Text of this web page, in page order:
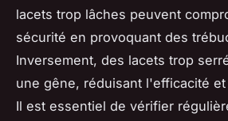
lacets trop lâches peuvent
sécurité en provoquant des
Inversement, des lacets trop
une gêne, réduisant l'efficacité
Il est essentiel de vérifier